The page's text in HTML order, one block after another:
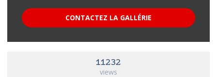
CONTACTEZ LA GALLÉRIE
11232
views